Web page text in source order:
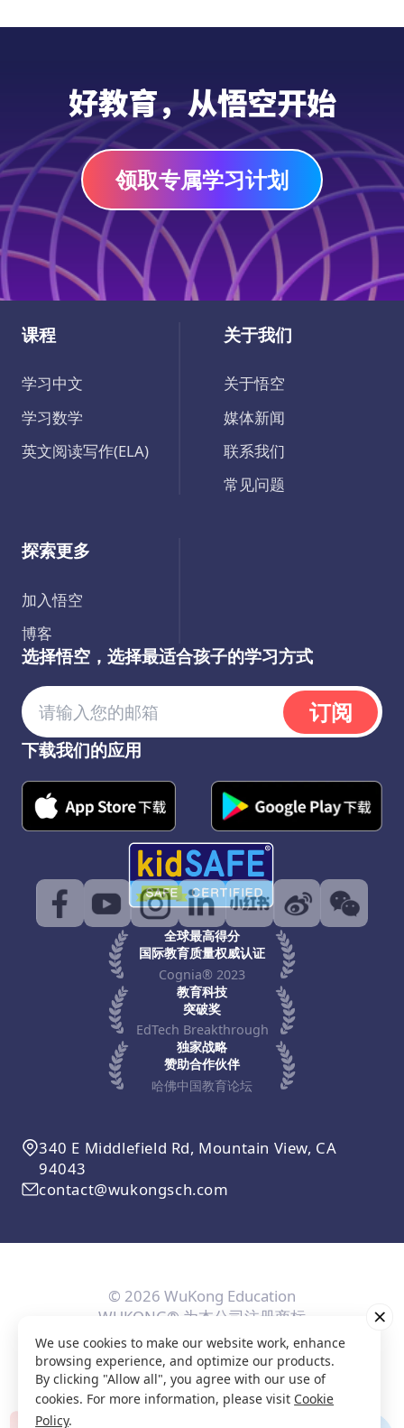
东北、华南、西南、西北等地标景点。每一站
与国情教育的优质读物。
好教育，从悟空开始
领取专属学习计划
课程
学习中文
学习数学
英文阅读写作(ELA)
关于我们
关于悟空
媒体新闻
联系我们
常见问题
探索更多
加入悟空
博客
选择悟空，选择最适合孩子的学习方式
订阅
下载我们的应用
全球最高得分
国际教育质量权威认证
Cognia® 2023
教育科技
突破奖
EdTech Breakthrough
独家战略
赞助合作伙伴
哈佛中国教育论坛
340 E Middlefield Rd, Mountain View, CA
94043
contact@wukongsch.com
© 2026 WuKong Education
WUKONG® 为本公司注册商标
用户协议隐私条款Cookie政策隐私设置
We use cookies to make our website work, enhance
browsing experience, and optimize our products.
By clicking "Allow all", you agree with our use of
cookies. For more information, please visit Cookie
Policy.